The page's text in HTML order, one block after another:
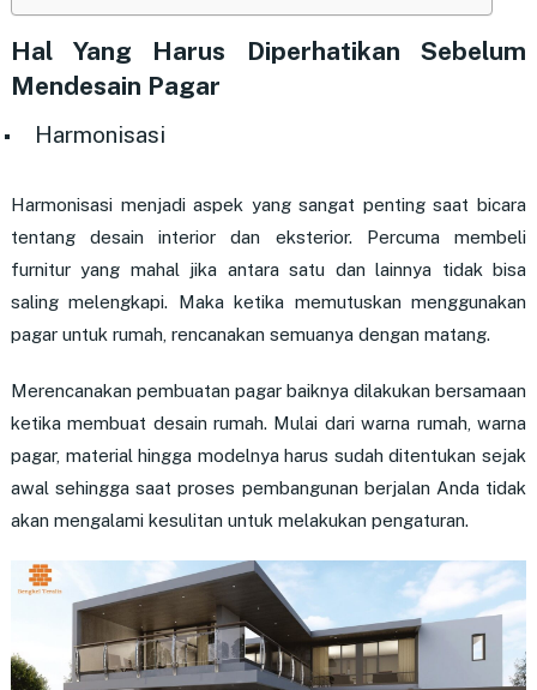
Hal Yang Harus Diperhatikan Sebelum
Mendesain Pagar
Harmonisasi
Harmonisasi menjadi aspek yang sangat penting saat bicara
tentang desain interior dan eksterior. Percuma membeli
furnitur yang mahal jika antara satu dan lainnya tidak bisa
saling melengkapi. Maka ketika memutuskan menggunakan
pagar untuk rumah, rencanakan semuanya dengan matang.
Merencanakan pembuatan pagar baiknya dilakukan bersamaan
ketika membuat desain rumah. Mulai dari warna rumah, warna
pagar, material hingga modelnya harus sudah ditentukan sejak
awal sehingga saat proses pembangunan berjalan Anda tidak
akan mengalami kesulitan untuk melakukan pengaturan.